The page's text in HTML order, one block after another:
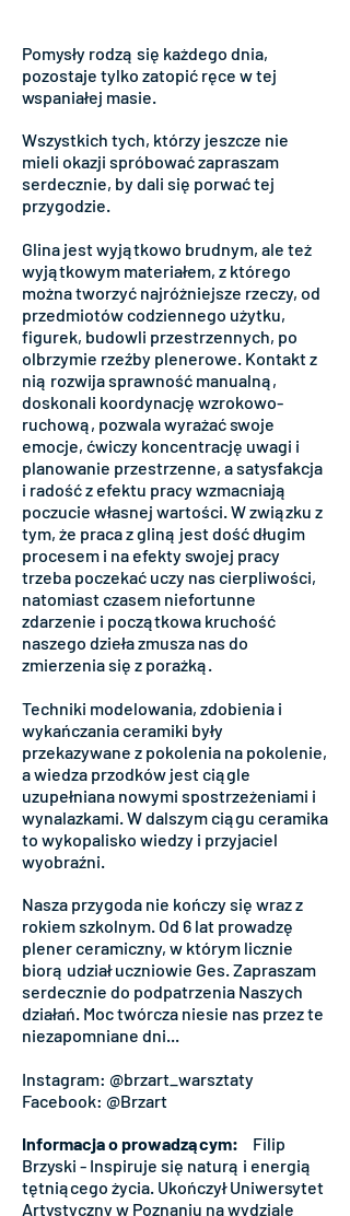
Pomysły rodzą się każdego dnia,
pozostaje tylko zatopić ręce w tej
wspaniałej masie.
Wszystkich tych, którzy jeszcze nie
mieli okazji spróbować zapraszam
serdecznie, by dali się porwać tej
przygodzie.
Glina jest wyjątkowo brudnym, ale też
wyjątkowym materiałem, z którego
można tworzyć najróżniejsze rzeczy, od
przedmiotów codziennego użytku,
figurek, budowli przestrzennych, po
olbrzymie rzeźby plenerowe. Kontakt z
nią rozwija sprawność manualną,
doskonali koordynację wzrokowo-
ruchową, pozwala wyrażać swoje
emocje, ćwiczy koncentrację uwagi i
planowanie przestrzenne, a satysfakcja
i radość z efektu pracy wzmacniają
poczucie własnej wartości. W związku z
tym, że praca z gliną jest dość długim
procesem i na efekty swojej pracy
trzeba poczekać uczy nas cierpliwości,
natomiast czasem niefortunne
zdarzenie i początkowa kruchość
naszego dzieła zmusza nas do
zmierzenia się z porażką.
Techniki modelowania, zdobienia i
wykańczania ceramiki były
przekazywane z pokolenia na pokolenie,
a wiedza przodków jest ciągle
uzupełniana nowymi spostrzeżeniami i
wynalazkami. W dalszym ciągu ceramika
to wykopalisko wiedzy i przyjaciel
wyobraźni.
Nasza przygoda nie kończy się wraz z
rokiem szkolnym. Od 6 lat prowadzę
plener ceramiczny, w którym licznie
biorą udział uczniowie Ges. Zapraszam
serdecznie do podpatrzenia Naszych
działań. Moc twórcza niesie nas przez te
niezapomniane dni...
Instagram: @brzart_warsztaty
Facebook: @Brzart
Informacja o prowadzącym: Filip
Brzyski - Inspiruje się naturą i energią
tętniącego życia. Ukończył Uniwersytet
Artystyczny w Poznaniu na wydziale